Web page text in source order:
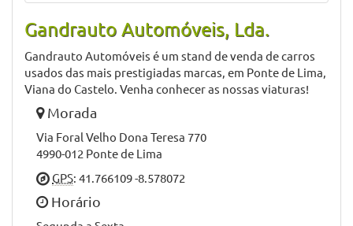
Gandrauto Automóveis, Lda.
Gandrauto Automóveis é um stand de venda de carros
usados das mais prestigiadas marcas, em Ponte de Lima,
Viana do Castelo. Venha conhecer as nossas viaturas!
Morada
Via Foral Velho Dona Teresa 770
4990-012 Ponte de Lima
GPS: 41.766109 -8.578072
Horário